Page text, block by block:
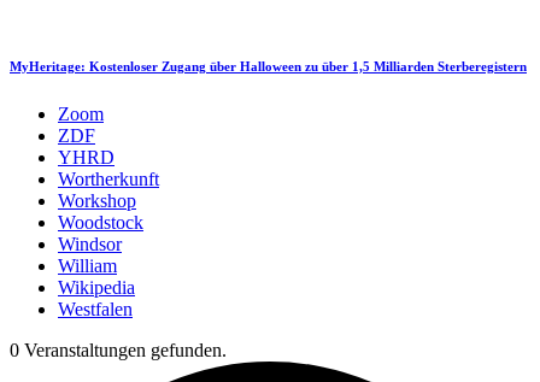
MyHeritage: Kostenloser Zugang über Halloween zu über 1,5 Milliarden Sterberegistern
Zoom
ZDF
YHRD
Wortherkunft
Workshop
Woodstock
Windsor
William
Wikipedia
Westfalen
0 Veranstaltungen gefunden.